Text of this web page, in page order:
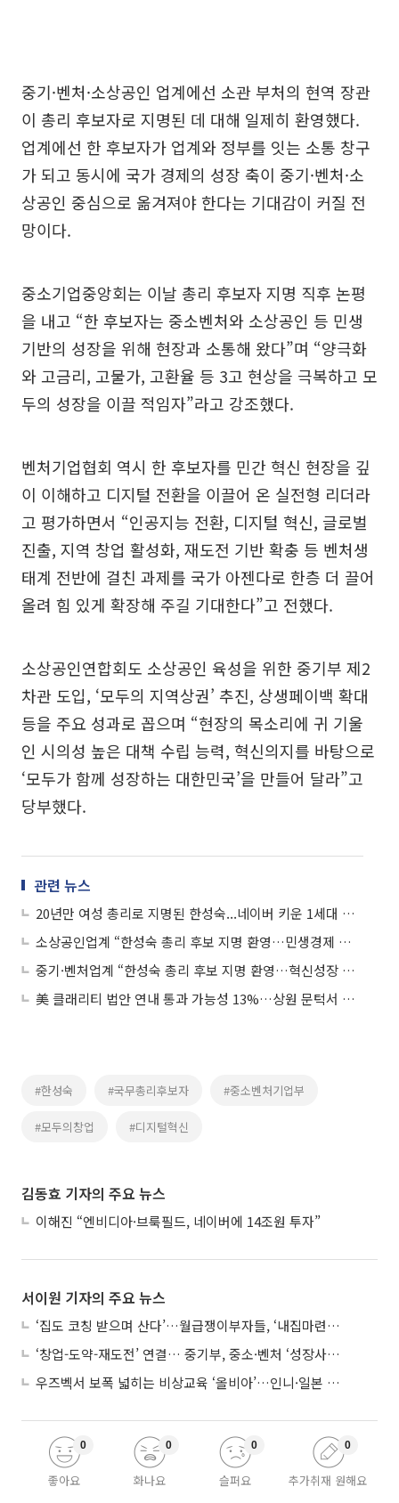
중기·벤처·소상공인 업계에선 소관 부처의 현역 장관
이 총리 후보자로 지명된 데 대해 일제히 환영했다.
업계에선 한 후보자가 업계와 정부를 잇는 소통 창구
가 되고 동시에 국가 경제의 성장 축이 중기·벤처·소
상공인 중심으로 옮겨져야 한다는 기대감이 커질 전
망이다.
중소기업중앙회는 이날 총리 후보자 지명 직후 논평
을 내고 “한 후보자는 중소벤처와 소상공인 등 민생
기반의 성장을 위해 현장과 소통해 왔다”며 “양극화
와 고금리, 고물가, 고환율 등 3고 현상을 극복하고 모
두의 성장을 이끌 적임자”라고 강조했다.
벤처기업협회 역시 한 후보자를 민간 혁신 현장을 깊
이 이해하고 디지털 전환을 이끌어 온 실전형 리더라
고 평가하면서 “인공지능 전환, 디지털 혁신, 글로벌
진출, 지역 창업 활성화, 재도전 기반 확충 등 벤처생
태계 전반에 걸친 과제를 국가 아젠다로 한층 더 끌어
올려 힘 있게 확장해 주길 기대한다”고 전했다.
소상공인연합회도 소상공인 육성을 위한 중기부 제2
차관 도입, ‘모두의 지역상권’ 추진, 상생페이백 확대
등을 주요 성과로 꼽으며 “현장의 목소리에 귀 기울
인 시의성 높은 대책 수립 능력, 혁신의지를 바탕으로
‘모두가 함께 성장하는 대한민국’을 만들어 달라”고
당부했다.
관련 뉴스
20년만 여성 총리로 지명된 한성숙...네이버 키운 1세대 벤처 기업인
소상공인업계 “한성숙 총리 후보 지명 환영…민생경제 적임자”
중기·벤처업계 “한성숙 총리 후보 지명 환영…혁신성장 적임자”
美 클래리티 법안 연내 통과 가능성 13%…상원 문턱서 제동
#한성숙 #국무총리후보자 #중소벤처기업부
#모두의창업 #디지털혁신
김동효 기자의 주요 뉴스
이해진 “엔비디아·브룩필드, 네이버에 14조원 투자”
서이원 기자의 주요 뉴스
‘집도 코칭 받으며 산다’…월급쟁이부자들, ‘내집마련’ 신청 증가세
‘창업-도약-재도전’ 연결… 중기부, 중소·벤처 ‘성장사다리’ 짓는다
우즈벡서 보폭 넓히는 비상교육 ‘올비아’…인니·일본 진출 타진
좋아요
0
화나요
0
슬퍼요
0
추가취재 원해요
0